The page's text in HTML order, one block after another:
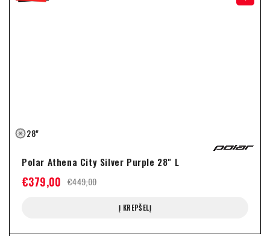
28"
Polar Athena City Silver Purple 28" L
€449,00
€379,00
Į KREPŠELĮ